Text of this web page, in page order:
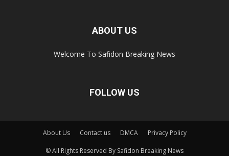
ABOUT US
Welcome To Safidon Breaking News
FOLLOW US
About Us Contact us DMCA Privacy Policy
© All Rights Reserved By Safidon Breaking News